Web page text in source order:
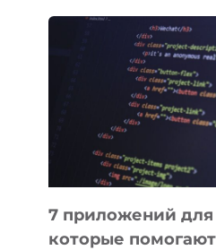
ПОЛЕЗНЫХ
ДЛЯ
РАБОТЫ
7 приложений для
которые